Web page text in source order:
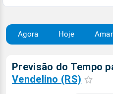
Agora Hoje
Previsão do Tempo
Vendelino (RS)